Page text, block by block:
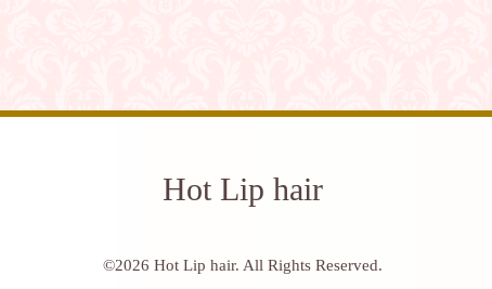
Hot Lip hair
©2026 Hot Lip hair. All Rights Reserved.